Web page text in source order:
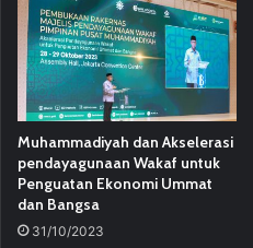
Muhammadiyah dan Akselerasi
pendayagunaan Wakaf untuk
Penguatan Ekonomi Ummat
dan Bangsa
31/10/2023